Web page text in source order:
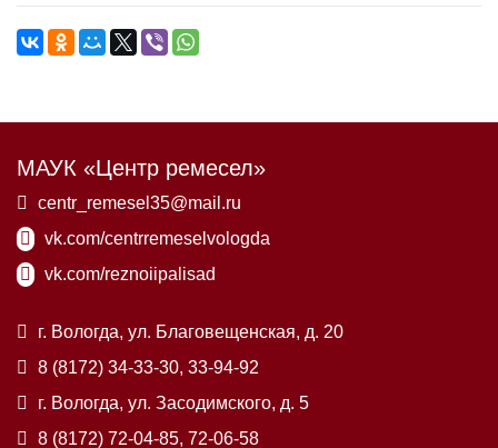
МАУК «Центр ремесел»
centr_remesel35@mail.ru
vk.com/centrremeselvologda
vk.com/reznoiipalisad
г. Вологда, ул. Благовещенская, д. 20
8 (8172) 34-33-30, 33-94-92
г. Вологда, ул. Засодимского, д. 5
8 (8172) 72-04-85, 72-06-58